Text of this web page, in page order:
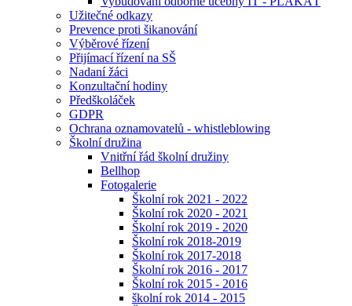
Užitečné odkazy
Prevence proti šikanování
Výběrové řízení
Přijímací řízení na SŠ
Nadaní žáci
Konzultační hodiny
Předškoláček
GDPR
Ochrana oznamovatelů - whistleblowing
Školní družina
Vnitřní řád školní družiny
Bellhop
Fotogalerie
Školní rok 2021 - 2022
Školní rok 2020 - 2021
Školní rok 2019 - 2020
Školní rok 2018-2019
Školní rok 2017-2018
Školní rok 2016 - 2017
Školní rok 2015 - 2016
školní rok 2014 - 2015